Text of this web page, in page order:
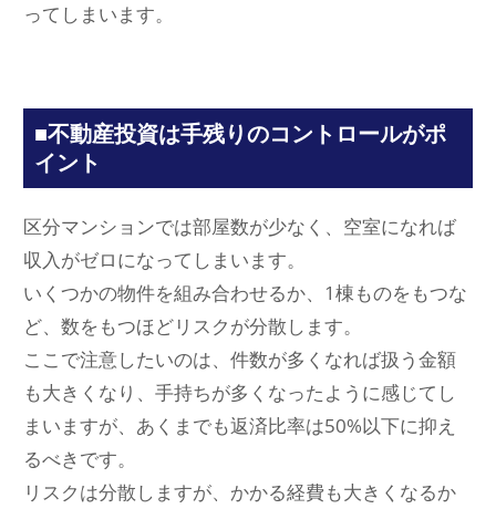
ってしまいます。
■不動産投資は手残りのコントロールがポ
イント
区分マンションでは部屋数が少なく、空室になれば
収入がゼロになってしまいます。
いくつかの物件を組み合わせるか、1棟ものをもつな
ど、数をもつほどリスクが分散します。
ここで注意したいのは、件数が多くなれば扱う金額
も大きくなり、手持ちが多くなったように感じてし
まいますが、あくまでも返済比率は50%以下に抑え
るべきです。
リスクは分散しますが、かかる経費も大きくなるか